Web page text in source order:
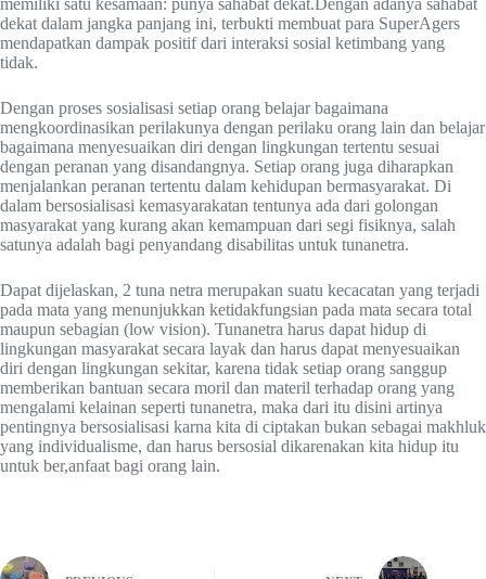
memiliki satu kesamaan: punya sahabat dekat.Dengan adanya sahabat
dekat dalam jangka panjang ini, terbukti membuat para SuperAgers
mendapatkan dampak positif dari interaksi sosial ketimbang yang
tidak.
Dengan proses sosialisasi setiap orang belajar bagaimana
mengkoordinasikan perilakunya dengan perilaku orang lain dan belajar
bagaimana menyesuaikan diri dengan lingkungan tertentu sesuai
dengan peranan yang disandangnya. Setiap orang juga diharapkan
menjalankan peranan tertentu dalam kehidupan bermasyarakat. Di
dalam bersosialisasi kemasyarakatan tentunya ada dari golongan
masyarakat yang kurang akan kemampuan dari segi fisiknya, salah
satunya adalah bagi penyandang disabilitas untuk tunanetra.
Dapat dijelaskan, 2 tuna netra merupakan suatu kecacatan yang terjadi
pada mata yang menunjukkan ketidakfungsian pada mata secara total
maupun sebagian (low vision). Tunanetra harus dapat hidup di
lingkungan masyarakat secara layak dan harus dapat menyesuaikan
diri dengan lingkungan sekitar, karena tidak setiap orang sanggup
memberikan bantuan secara moril dan materil terhadap orang yang
mengalami kelainan seperti tunanetra, maka dari itu disini artinya
pentingnya bersosialisasi karna kita di ciptakan bukan sebagai makhluk
yang individualisme, dan harus bersosial dikarenakan kita hidup itu
untuk ber,anfaat bagi orang lain.